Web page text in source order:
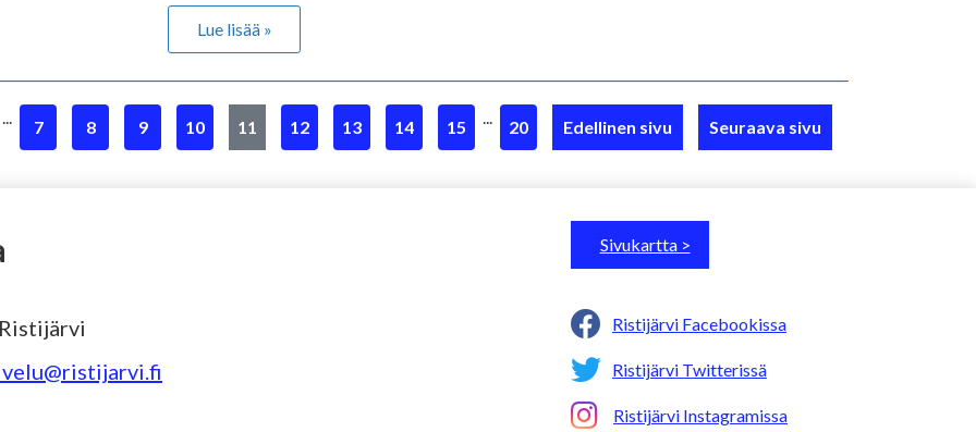
Lue lisää »
... 7 8 9 10 11 12 13 14 15 ... 20 Edellinen sivu Seuraava sivu
Sivukartta >
Ristijärvi Facebookissa
Ristijärvi Twitterissä
Ristijärvi Instagramissa